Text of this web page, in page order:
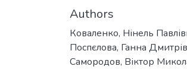
Authors
Коваленко, Нінель
Поспєлова, Ганна
Самородов, Віктор